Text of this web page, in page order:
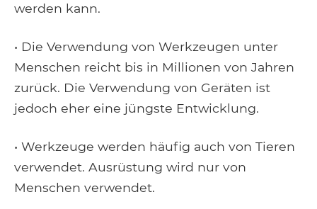
werden kann.
• Die Verwendung von Werkzeugen unter
Menschen reicht bis in Millionen von Jahren
zurück. Die Verwendung von Geräten ist
jedoch eher eine jüngste Entwicklung.
• Werkzeuge werden häufig auch von Tieren
verwendet. Ausrüstung wird nur von
Menschen verwendet.